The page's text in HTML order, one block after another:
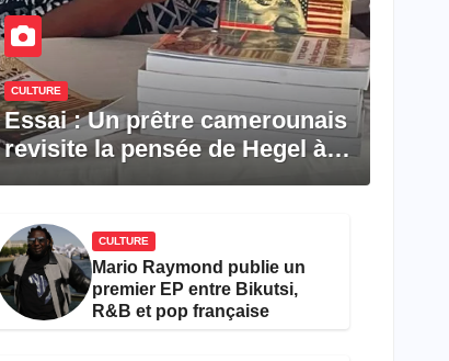
CULTURE
Essai : Un prêtre camerounais
revisite la pensée de Hegel à
CULTURE
Mario Raymond publie un
premier EP entre Bikutsi,
R&B et pop française